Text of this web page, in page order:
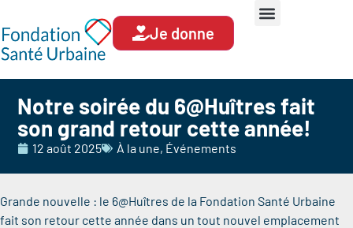
Je donne
Notre soirée du 6@Huîtres fait
son grand retour cette année!
12 août 2025 À la une, Événements
Grande nouvelle : le 6@Huîtres de la Fondation Santé Urbaine
fait son retour cette année dans un tout nouvel emplacement